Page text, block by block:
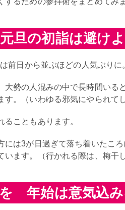
旦の初詣は避け
前日から並ぶほどの人気ぶりに
大勢の人混みの中で長時間いる
す。（いわゆる邪気にやられて
こともあります。
には3が日過ぎて落ち着いたこ
います。（行かれる際は、梅干
年始は意気込